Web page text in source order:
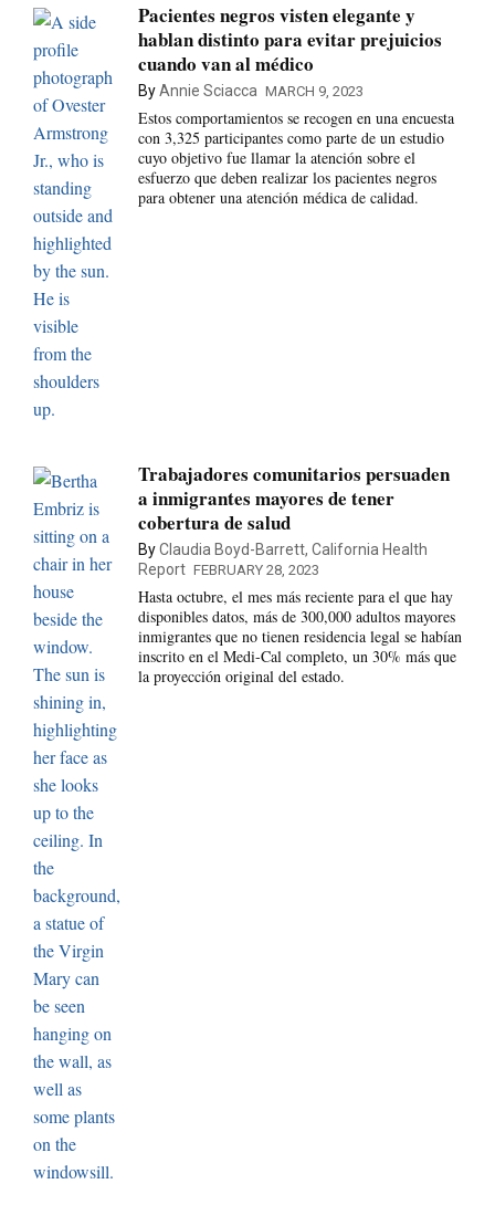
Pacientes negros visten elegante y
hablan distinto para evitar prejuicios
cuando van al médico
ByAnnie Sciacca MARCH 9, 2023
Estos comportamientos se recogen en una encuesta
con 3,325 participantes como parte de un estudio
cuyo objetivo fue llamar la atención sobre el
esfuerzo que deben realizar los pacientes negros
para obtener una atención médica de calidad.
Trabajadores comunitarios persuaden
a inmigrantes mayores de tener
cobertura de salud
ByClaudia Boyd-Barrett, California Health
Report FEBRUARY 28, 2023
Hasta octubre, el mes más reciente para el que hay
disponibles datos, más de 300,000 adultos mayores
inmigrantes que no tienen residencia legal se habían
inscrito en el Medi-Cal completo, un 30% más que
la proyección original del estado.